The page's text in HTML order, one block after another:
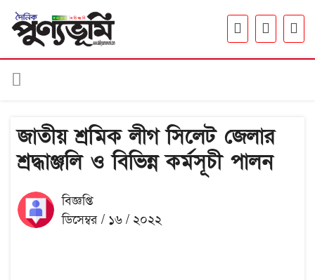
জাতীয় শ্রমিক লীগ সিলেট জেলার
শ্রদ্ধাঞ্জলি ও বিভিন্ন কর্মসূচী পালন
বিজ্ঞপ্তি
ডিসেম্বর / ১৬ / ২০২২